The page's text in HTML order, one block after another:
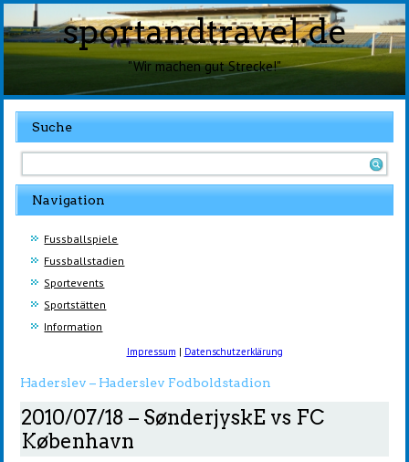
sportandtravel.de
"Wir machen gut Strecke!"
Suche
Navigation
Fussballspiele
Fussballstadien
Sportevents
Sportstätten
Information
Impressum | Datenschutzerklärung
Haderslev – Haderslev Fodboldstadion
2010/07/18 – SønderjyskE vs FC
København